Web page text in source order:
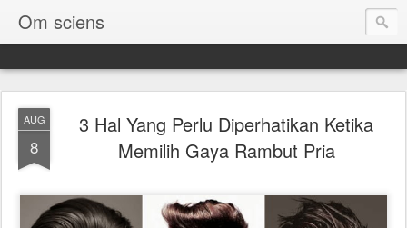
Om sciens
AUG
8
3 Hal Yang Perlu Diperhatikan Ketika
Memilih Gaya Rambut Pria